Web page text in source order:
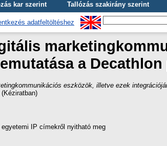
kar szerint Tallózás szakirány szerint
adatfeltöltéshez
a
eszközök, illetve ezek
(Kéziratban)
IP címekről nyitható meg